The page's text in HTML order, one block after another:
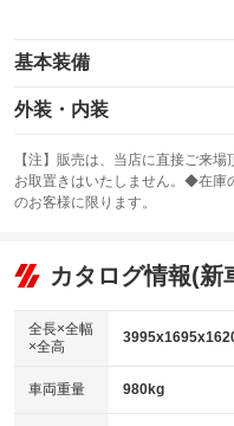
基本装備
エアバッグ：運転席/助手席/
：装備あり
：装備なし
サンルーフ
：装備なし
リフトアップ
：装備なし
：装備なし
パワーウィンドウ
アイドリングストップ
：装備あり
外装・内装
カーナビ：メモリーナビ他
：装備あり
TV：フルセグ
：装備あり
ビジュアル
：装備なし
：装備あり
革シート
キーレス
【注】販売は、当店に直接ご来
お取置きはいたしません。◆在
のお客様に限ります。
カタログ情報(新
全長×全幅
×全高
車両重量 980kg